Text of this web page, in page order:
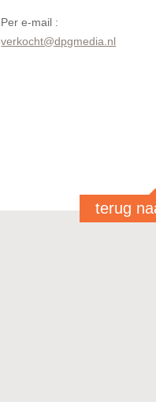
Per e-mail :
verkocht@dpgmedia.nl
terug